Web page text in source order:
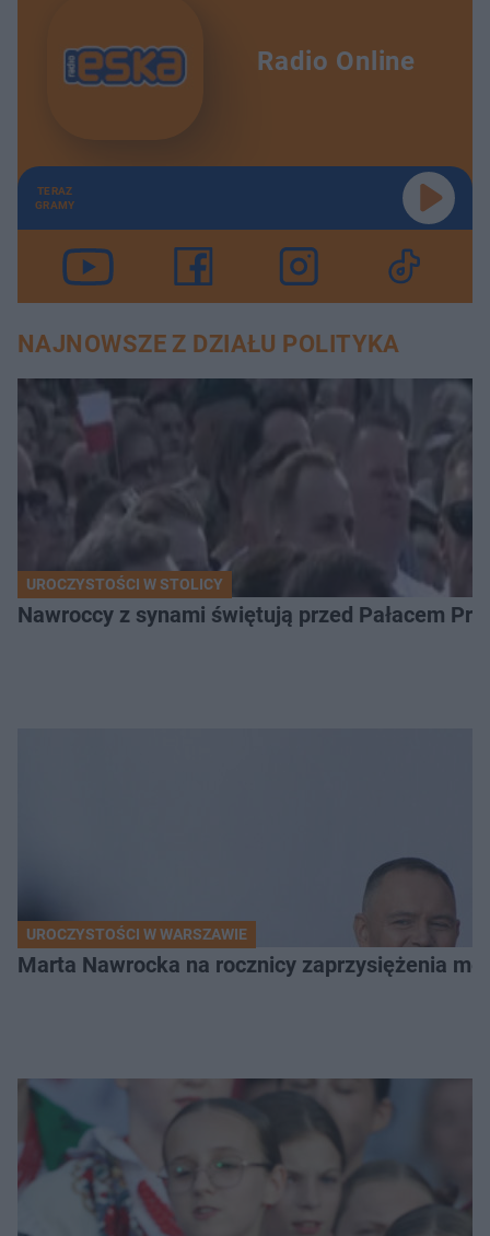
Radio Online
TERAZ
GRAMY
NAJNOWSZE Z DZIAŁU POLITYKA
UROCZYSTOŚCI W STOLICY
Nawroccy z synami świętują przed Pałacem
UROCZYSTOŚCI W WARSZAWIE
Marta Nawrocka na rocznicy zaprzysiężenia